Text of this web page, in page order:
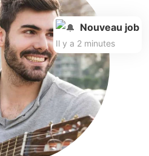
Nouveau job
Il y a 2 minutes